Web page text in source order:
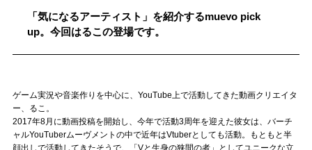
#男性SSW #ポップス #女性SSW
記事一覧
お問い合わせ
記事リクエスト
「気になるアーティスト」を紹介するmuevo pick
up。今回はるこの登場です。
ゲーム実況や音楽作りを中心に、YouTube上で活動してきた動画クリエイタ
ー、るこ。
2017年8月に動画投稿を開始し、今年で活動3周年を迎えた彼女は、バーチ
ャルYouTuberムーヴメントの中で近年はVtuberとしても活動。もともと半
顔出しで活動してきたそうで、「Vと生身の狭間の者」としてユニークな立